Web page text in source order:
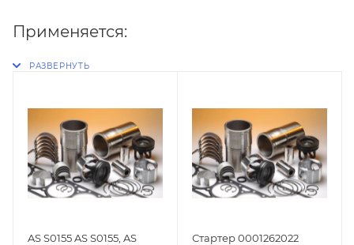
Применяется:
AS S0155 AS S0155, AS
Стартер 0001262022